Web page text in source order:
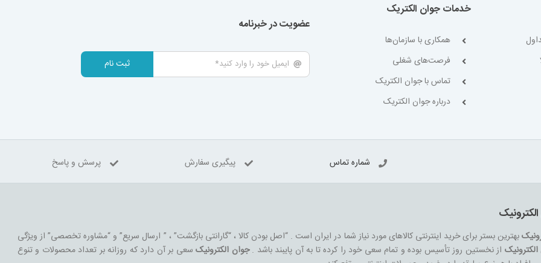
خدمات جوان الکتریک
همکاری با سازمان‌ها
فرصت‌های شغلی
تماس با جوان الکتریک
درباره جوان الکتریک
عضویت در خبرنامه
ثبت نام
شماره تماس پیگیری سفارش پرسش و پاسخ
بهترین بستر برای خرید اینترنتی کالاهای مورد نیاز شما در ایران است . “اصل بودن کالا ، “گارانتی بازگشت” ، ” ارسال سریع” و “مشاوره تخصصی” از ویژگی
از نخستین روز تأسیس بوده و تمام سعی خود را کرده تا به آن پایبند باشد .جوان الکترونیکسعی بر آن دارد که روزانه بر تعداد محصولات و تنوع